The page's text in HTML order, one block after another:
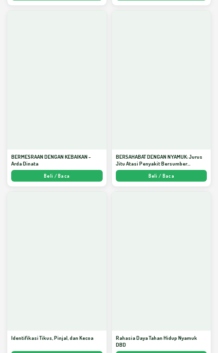
BERMESRAAN DENGAN KEBAIKAN -
Arda Dinata
Beli / Baca
BERSAHABAT DENGAN NYAMUK: Jurus
Jitu Atasi Penyakit Bersumber
Nyamuk - Arda Dinata
Beli / Baca
Identifikasi Tikus, Pinjal, dan Kecoa
Rahasia Daya Tahan Hidup Nyamuk
DBD